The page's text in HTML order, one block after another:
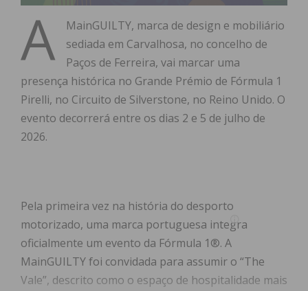
A
MainGUILTY, marca de design e mobiliário
sediada em Carvalhosa, no concelho de
Paços de Ferreira, vai marcar uma
presença histórica no Grande Prémio de Fórmula 1
Pirelli, no Circuito de Silverstone, no Reino Unido. O
evento decorrerá entre os dias 2 e 5 de julho de
2026.
Pela primeira vez na história do desporto
motorizado, uma marca portuguesa integra
oficialmente um evento da Fórmula 1®. A
MainGUILTY foi convidada para assumir o “The
Vale”, descrito como o espaço de hospitalidade mais